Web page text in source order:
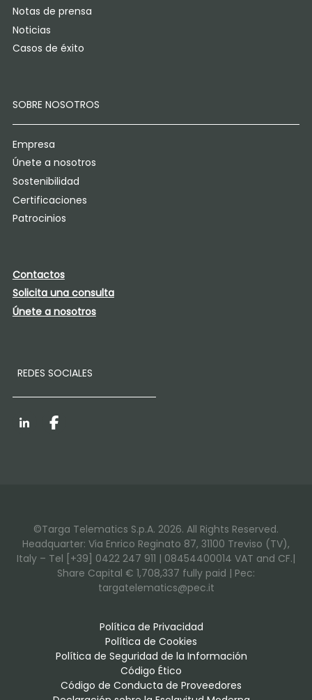
Notas de prensa
Noticias
Casos de éxito
SOBRE NOSOTROS
Empresa
Únete a nosotros
Sostenibilidad
Certificaciones
Patrocinios
Contactos
Solicita una consulta
Únete a nosotros
REDES SOCIALES
LinkedInFacebook
©Targa Telematics S.p.A. 2026. All Rights Reserved.
Headquarter: Via Enrico Reginato 87, 31100 Treviso (TV),
Italy – Tel [+39] 0422 247 911 | 08454400014 VAT and CF.|
Share Capital € 1,708,337 fully paid | Pec:
targatelematics@pec.it
Política de Privacidad
Política de Cookies
Política de Seguridad de la Información
Código Ético
Código de Conducta de Proveedores